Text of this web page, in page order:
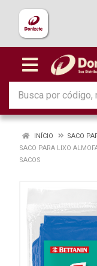
INÍCIO SACO
SACO PARA LIXO
SACOS